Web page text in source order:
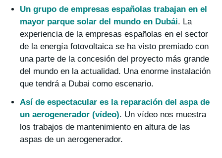
Un grupo de empresas españolas trabajan en el
mayor parque solar del mundo en Dubái. La
experiencia de la empresas españolas en el sector
de la energía fotovoltaica se ha visto premiado con
una parte de la concesión del proyecto más grande
del mundo en la actualidad. Una enorme instalación
que tendrá a Dubai como escenario.
Así de espectacular es la reparación del aspa de
un aerogenerador (vídeo). Un vídeo nos muestra
los trabajos de mantenimiento en altura de las
aspas de un aerogenerador.